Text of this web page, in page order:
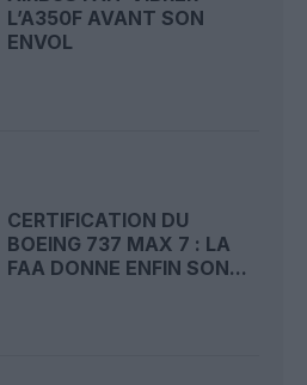
L’A350F AVANT SON
ENVOL
CERTIFICATION DU
BOEING 737 MAX 7 : LA
FAA DONNE ENFIN SON...